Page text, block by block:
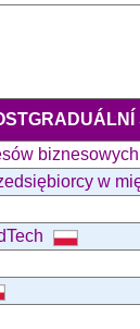
biznesowych
w